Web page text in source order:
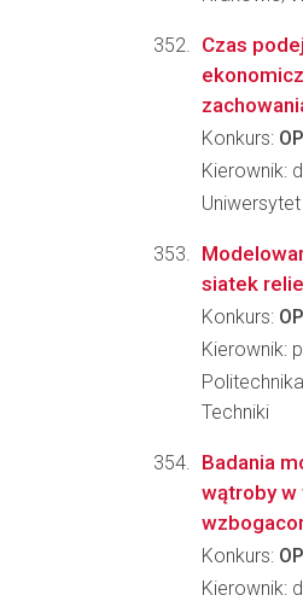
Czas
Konkurs:
Kierownik:
siatek
Konkurs:
Kierownik:
Techniki
Badania
wątroby w
Konkurs:
Kierownik: